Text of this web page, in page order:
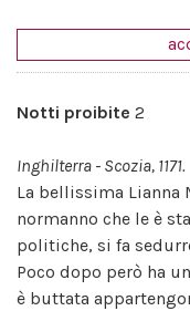
Notti proibite 2
Inghilterra - Scozia, 1171.
La bellissima Lianna
normanno che le è
politiche, si fa
Poco dopo però ha
è buttata